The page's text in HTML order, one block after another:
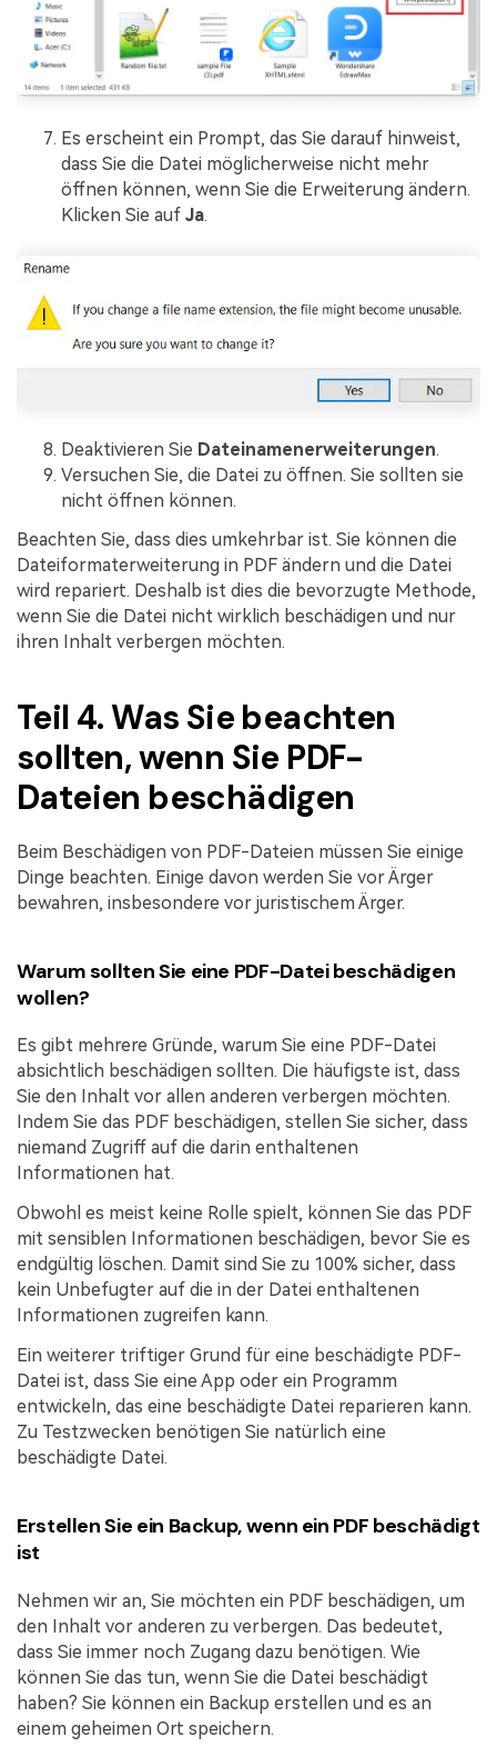
Es erscheint ein Prompt, das Sie darauf hinweist,
dass Sie die Datei möglicherweise nicht mehr
öffnen können, wenn Sie die Erweiterung ändern.
Klicken Sie auf Ja.
Deaktivieren Sie Dateinamenerweiterungen.
Versuchen Sie, die Datei zu öffnen. Sie sollten sie
nicht öffnen können.
Beachten Sie, dass dies umkehrbar ist. Sie können die
Dateiformaterweiterung in PDF ändern und die Datei
wird repariert. Deshalb ist dies die bevorzugte Methode,
wenn Sie die Datei nicht wirklich beschädigen und nur
ihren Inhalt verbergen möchten.
Teil 4. Was Sie beachten
sollten, wenn Sie PDF-
Dateien beschädigen
Beim Beschädigen von PDF-Dateien müssen Sie einige
Dinge beachten. Einige davon werden Sie vor Ärger
bewahren, insbesondere vor juristischem Ärger.
Warum sollten Sie eine PDF-Datei beschädigen
wollen?
Es gibt mehrere Gründe, warum Sie eine PDF-Datei
absichtlich beschädigen sollten. Die häufigste ist, dass
Sie den Inhalt vor allen anderen verbergen möchten.
Indem Sie das PDF beschädigen, stellen Sie sicher, dass
niemand Zugriff auf die darin enthaltenen
Informationen hat.
Obwohl es meist keine Rolle spielt, können Sie das PDF
mit sensiblen Informationen beschädigen, bevor Sie es
endgültig löschen. Damit sind Sie zu 100% sicher, dass
kein Unbefugter auf die in der Datei enthaltenen
Informationen zugreifen kann.
Ein weiterer triftiger Grund für eine beschädigte PDF-
Datei ist, dass Sie eine App oder ein Programm
entwickeln, das eine beschädigte Datei reparieren kann.
Zu Testzwecken benötigen Sie natürlich eine
beschädigte Datei.
Erstellen Sie ein Backup, wenn ein PDF beschädigt
ist
Nehmen wir an, Sie möchten ein PDF beschädigen, um
den Inhalt vor anderen zu verbergen. Das bedeutet,
dass Sie immer noch Zugang dazu benötigen. Wie
können Sie das tun, wenn Sie die Datei beschädigt
haben? Sie können ein Backup erstellen und es an
einem geheimen Ort speichern.